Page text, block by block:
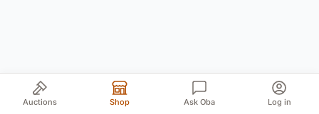
Auctions Shop Ask Oba Log in